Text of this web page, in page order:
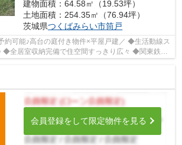
建物面積：64.58㎡（19.53坪）
土地面積：254.35㎡（76.94坪）
茨城県つくばみらい市筒戸
能♪高台の庭付き物件×平屋戸建／ ◆生活動線ス
◆全居室収納完備で住空間すっきり広々 ◆関東鉄道
会員登録をして限定物件を見る